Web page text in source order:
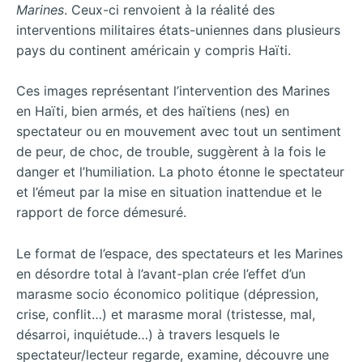
Marines. Ceux-ci renvoient à la réalité des
interventions militaires états-uniennes dans plusieurs
pays du continent américain y compris Haïti.
Ces images représentant l’intervention des Marines
en Haïti, bien armés, et des haïtiens (nes) en
spectateur ou en mouvement avec tout un sentiment
de peur, de choc, de trouble, suggèrent à la fois le
danger et l’humiliation. La photo étonne le spectateur
et l’émeut par la mise en situation inattendue et le
rapport de force démesuré.
Le format de l’espace, des spectateurs et les Marines
en désordre total à l’avant-plan crée l’effet d’un
marasme socio économico politique (dépression,
crise, conflit…) et marasme moral (tristesse, mal,
désarroi, inquiétude…) à travers lesquels le
spectateur/lecteur regarde, examine, découvre une